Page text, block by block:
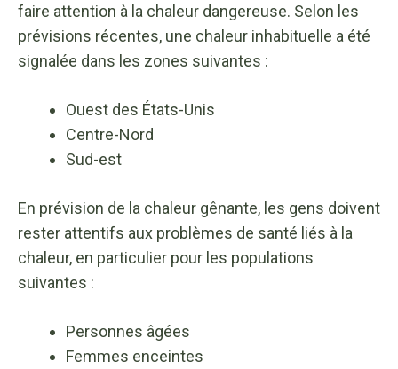
faire attention à la chaleur dangereuse. Selon les
prévisions récentes, une chaleur inhabituelle a été
signalée dans les zones suivantes :
Ouest des États-Unis
Centre-Nord
Sud-est
En prévision de la chaleur gênante, les gens doivent
rester attentifs aux problèmes de santé liés à la
chaleur, en particulier pour les populations
suivantes :
Personnes âgées
Femmes enceintes